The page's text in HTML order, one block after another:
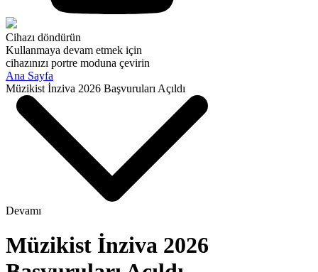
Cihazı döndürün
Kullanmaya devam etmek için
cihazınızı portre moduna çevirin
Ana Sayfa
Müzikist İnziva 2026 Başvuruları Açıldı
Devamı
Müzikist İnziva 2026